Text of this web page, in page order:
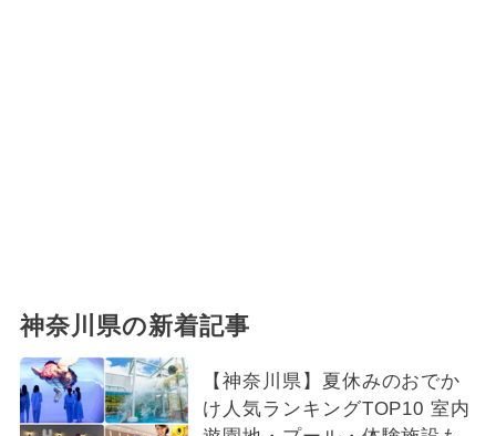
神奈川県の新着記事
【神奈川県】夏休みのおでか
け人気ランキングTOP10 室内